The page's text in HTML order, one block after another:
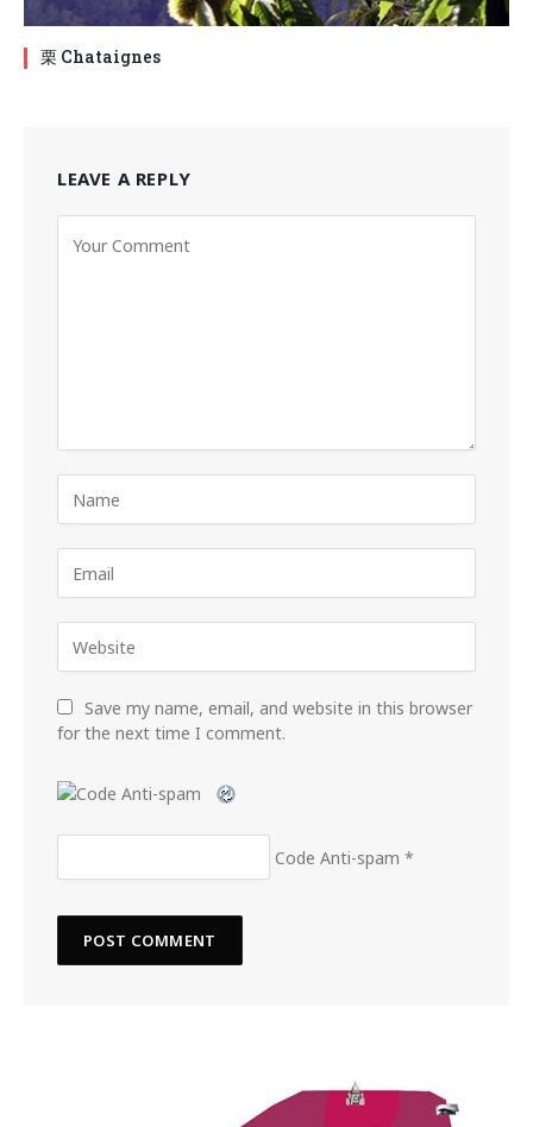
栗 Chataignes
LEAVE A REPLY
Save my name, email, and website in this browser
for the next time I comment.
Code Anti-spam *